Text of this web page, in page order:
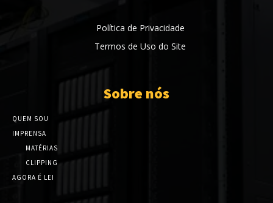
Política de Privacidade
Termos de Uso do Site
Sobre nós
QUEM SOU
IMPRENSA
MATÉRIAS
CLIPPING
AGORA É LEI